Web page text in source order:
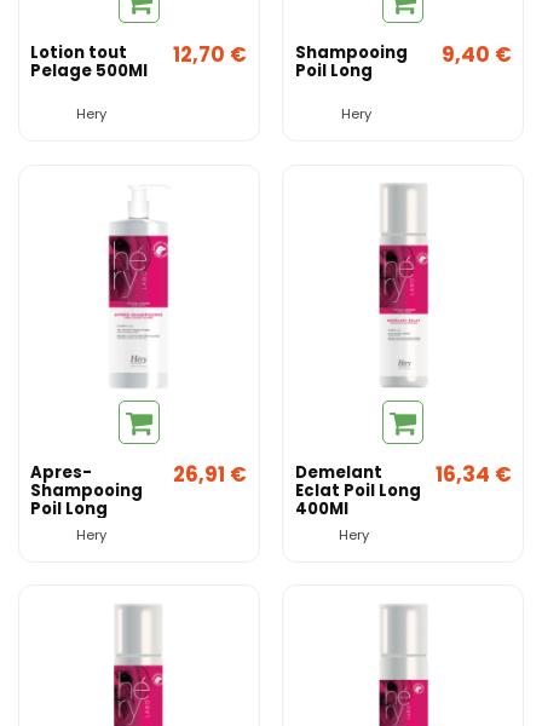
Lotion tout
Pelage 500Ml
Hery
12,70 € Shampooing
Poil Long
Hery
9,40 €
Apres-
Shampooing
Poil Long
Hery
26,91 € Demelant
Eclat Poil Long
400Ml
Hery
16,34 €